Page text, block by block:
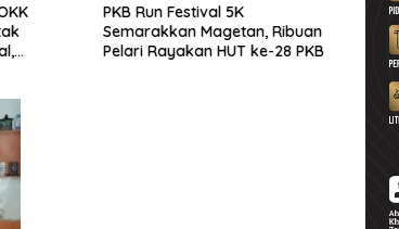
PKB Run Festival 5K
Semarakkan Magetan, Ribuan
Pelari Rayakan HUT ke-28 PKB